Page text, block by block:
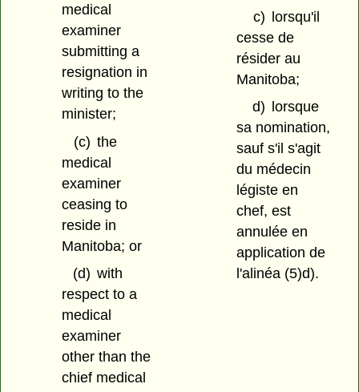
medical
examiner
submitting a
resignation in
writing to the
minister;
(c) the
medical
examiner
ceasing to
reside in
Manitoba; or
(d) with
respect to a
medical
examiner
other than the
chief medical
c) lorsqu'il
cesse de
résider au
Manitoba;
d)
lorsque
sa nomination,
sauf s'il s'agit
du médecin
légiste en
chef, est
annulée en
application de
l'alinéa (5)d).